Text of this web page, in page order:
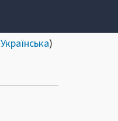
Українська)